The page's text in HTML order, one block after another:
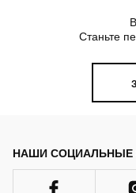
Станьте
НАШИ СОЦИАЛЬНЫЕ